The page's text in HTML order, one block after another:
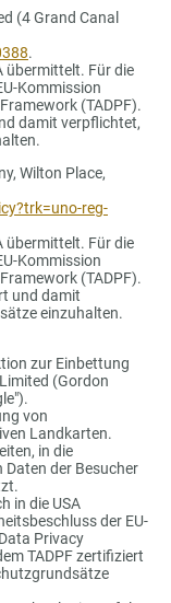
(4 Grand Canal
.
übermittelt. Für die
Kommission
(TADPF).
damit verpflichtet,
Wilton Place,
reg-
übermittelt. Für die
Kommission
(TADPF).
und damit
einzuhalten.
zur Einbettung
(Gordon
von
Landkarten.
in die
der Besucher
in die USA
der EU-
Privacy
TADPF zertifiziert